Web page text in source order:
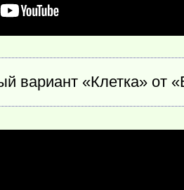
вариант «Клетка» от